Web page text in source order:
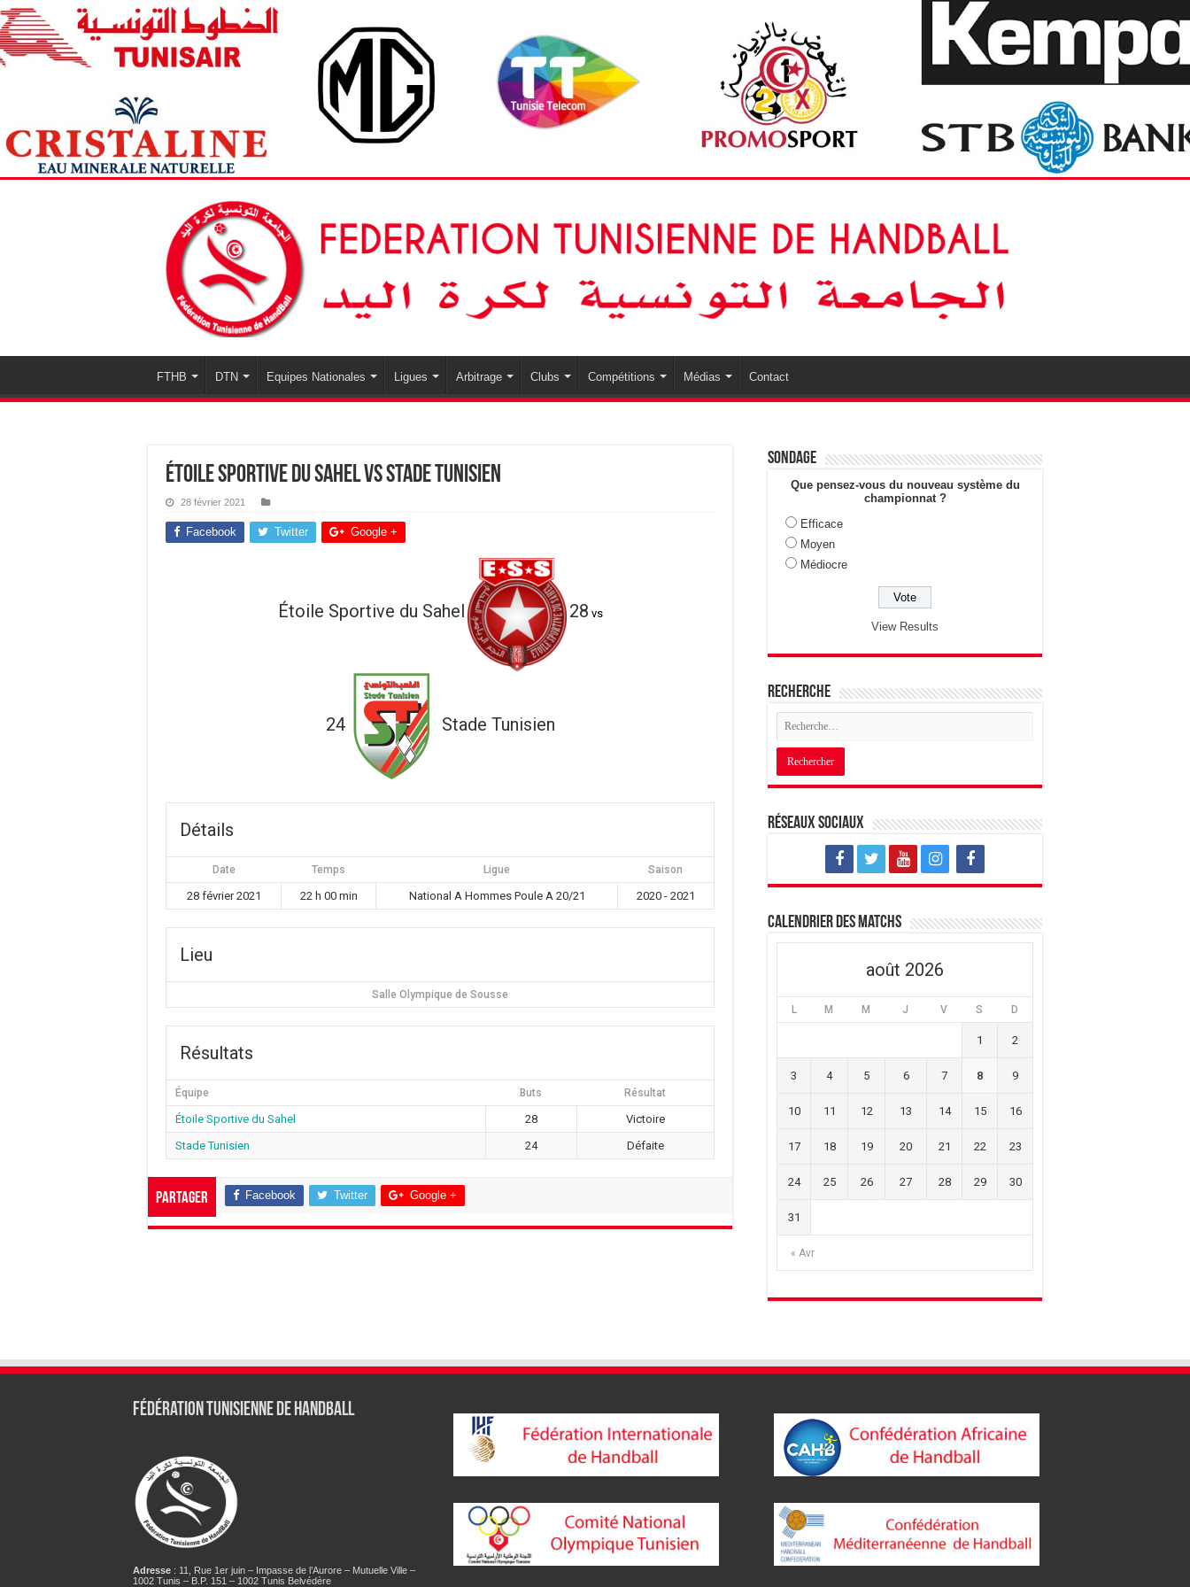
FTHB DTN Equipes Nationales Ligues Arbitrage Clubs Compétitions Médias Contact
Étoile Sportive du Sahel vs Stade Tunisien
28 février 2021
Facebook Twitter Google +
Étoile Sportive du Sahel 28 vs
24 Stade Tunisien
Détails
Date Temps Ligue Saison
28 février 2021 22 h 00 min National A Hommes Poule A 20/21 2020 - 2021
Lieu
Salle Olympique de Sousse
Résultats
Équipe Buts Résultat
Étoile Sportive du Sahel 28
Victoire
Stade Tunisien
24 Défaite
Partager Facebook Twitter Google +
Sondage
Que pensez-vous du nouveau système du
championnat ?
Efficace
Moyen
Médiocre
View Results
Recherche
Réseaux sociaux
Calendrier des matchs
août 2026
L M M J V S D
« Avr
1 2
3 4 5 6 7 8 9
10 11 12 13 14 15 16
17 18 19 20 21 22 23
24 25 26 27 28 29 30
31
Fédération tunisienne de Handball
Adresse: 11, Rue 1er juin – Impasse de l’Aurore – Mutuelle Ville –
1002 Tunis – B.P. 151 – 1002 Tunis Belvédère